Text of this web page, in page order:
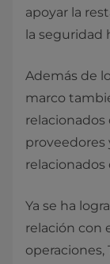
apoyar la
la seguridad
Además de
marco
relacionados
proveedores
relacionados
Ya se ha
relación con